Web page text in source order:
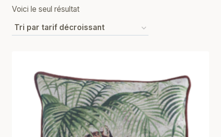
Voici le seul résultat